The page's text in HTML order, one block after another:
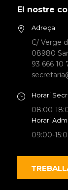
El nostre
Adreça
C/ Verge
08980
93 666 10
Horari
08:00-
Horari
09:00-